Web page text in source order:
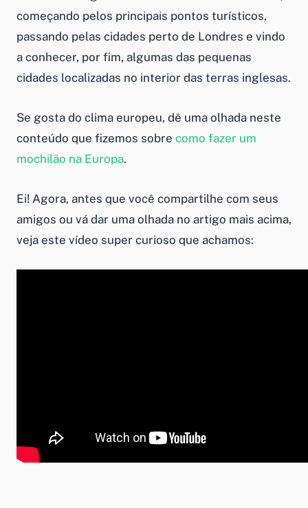
começando pelos principais pontos turísticos,
passando pelas cidades perto de Londres e vindo
a conhecer, por fim, algumas das pequenas
cidades localizadas no interior das terras inglesas.
Se gosta do clima europeu, dê uma olhada neste
conteúdo que fizemos sobre como fazer um
mochilão na Europa.
Ei! Agora, antes que você compartilhe com seus
amigos ou vá dar uma olhada no artigo mais acima,
veja este vídeo super curioso que achamos: